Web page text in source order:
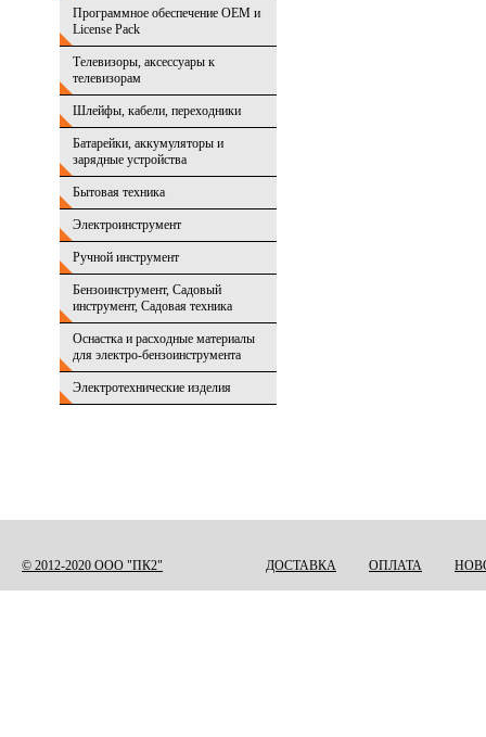
Программное обеспечение OEM и
License Pack
Телевизоры, аксессуары к
телевизорам
Шлейфы, кабели, переходники
Батарейки, аккумуляторы и
зарядные устройства
Бытовая техника
Электроинструмент
Ручной инструмент
Бензоинструмент, Садовый
инструмент, Садовая техника
Оснастка и расходные материалы
для электро-бензоинструмента
Электротехнические изделия
© 2012-2020 ООО "ПК2" ДОСТАВКА ОПЛАТА